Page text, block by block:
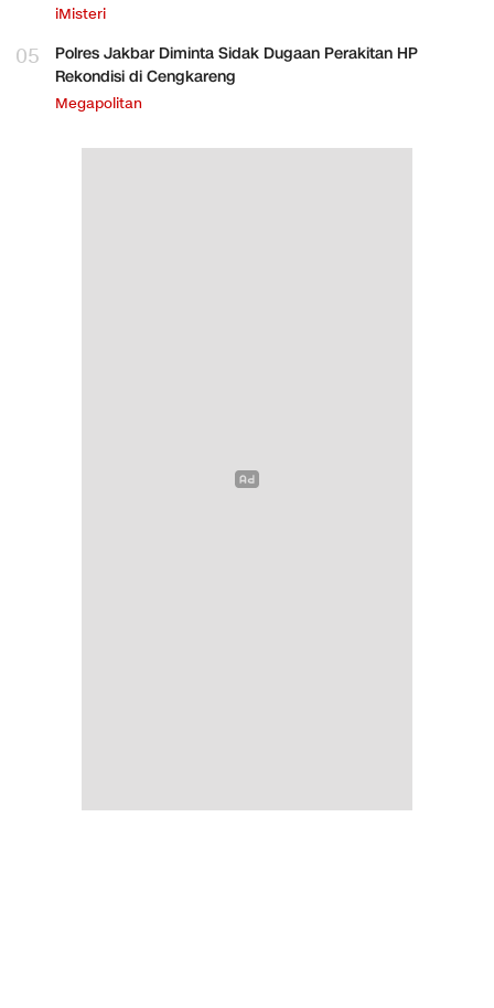
iMisteri
05
Polres Jakbar Diminta Sidak Dugaan Perakitan HP
Rekondisi di Cengkareng
Megapolitan